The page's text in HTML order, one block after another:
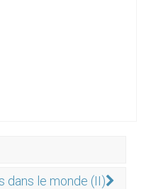
dans le monde (II)